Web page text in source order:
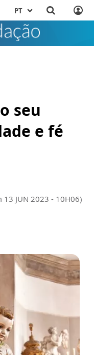
PT
seu
e fé
13 JUN 2023 - 10H06)